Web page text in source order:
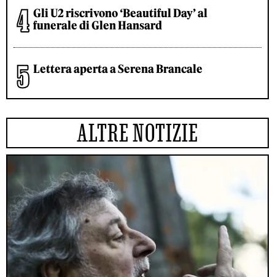
Gli U2 riscrivono ‘Beautiful Day’ al
funerale di Glen Hansard
Lettera aperta a Serena Brancale
ALTRE NOTIZIE